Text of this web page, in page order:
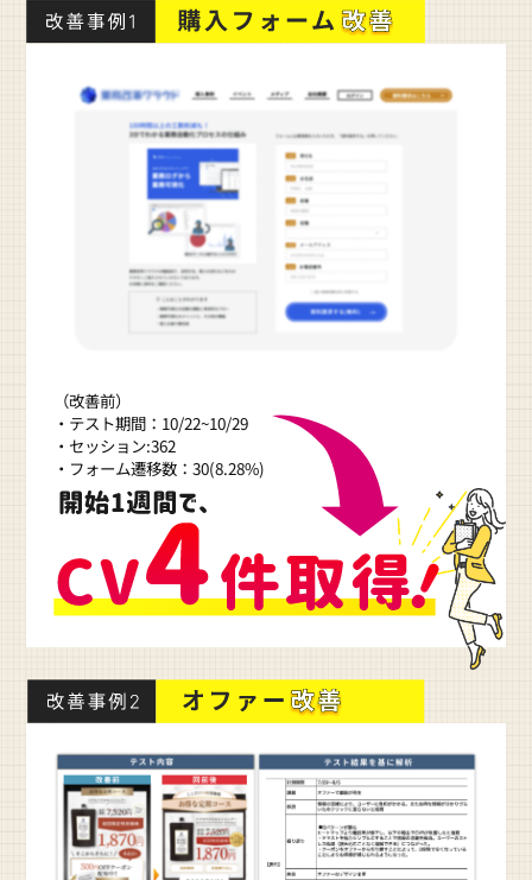
（改善前）
・テスト期間：10/22~10/29
・セッション:362
・フォーム遷移数：30(8.28%)